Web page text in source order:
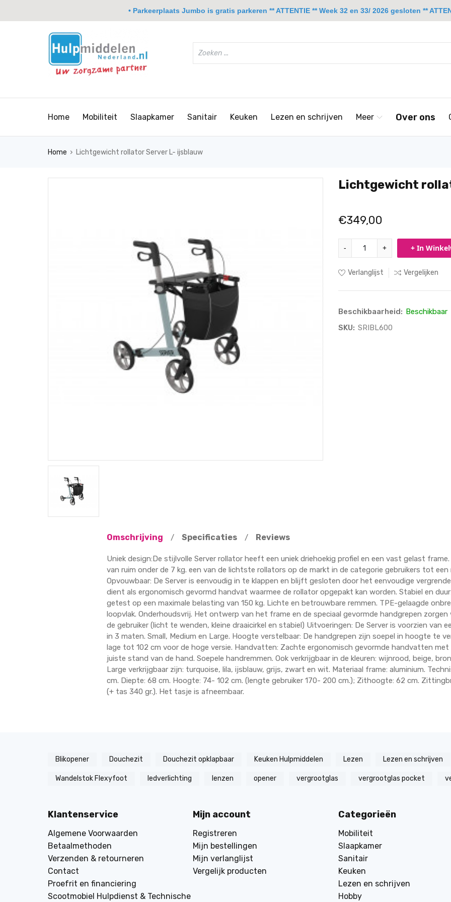
Home Mobiliteit Slaapkamer Sanitair Keuken Lezen en schrijven Meer Over ons
Home › Lichtgewicht rollator Server L- ijsblauw
Lichtgewicht
€349,00
- + + In
Verlanglijst Vergelijken
Beschikbaarheid: Beschikbaar
SKU: SRIBL600
Omschrijving / Specificaties / Reviews
Uniek design:De stijlvolle Server rollator heeft een uniek driehoekig profiel en een vast gelast
van ruim onder de 7 kg. een van de lichtste rollators op de markt in de categorie gebruikers tot een
Opvouwbaar: De Server is eenvoudig in te klappen en blijft gesloten door het eenvoudige
dient als ergonomisch gevormd handvat waarmee de rollator opgepakt kan worden. Stabiel en
getest op een maximale belasting van 150 kg. Lichte en betrouwbare remmen. TPE-gelaagde
loopvlak. Onderhoudsvrij. Het ontwerp van het frame en de speciaal gevormde handgrepen
de gebruiker (licht te wenden, kleine draaicirkel en stabiel) Uitvoeringen: De Server is voorzien van
in 3 maten. Small, Medium en Large. Hoogte verstelbaar: De handgrepen zijn soepel in hoogte te
lage tot 102 cm voor de hoge versie. Handvatten: Zachte ergonomisch gevormde handvatten
juiste stand van de hand. Soepele handremmen. Ook verkrijgbaar in de kleuren: wijnrood, beige,
Large verkrijgbaar zijn: turquoise, lila, ijsblauw, grijs, zwart en wit. Materiaal frame: aluminium.
cm. Diepte: 68 cm. Hoogte: 74- 102 cm. (lengte gebruiker 170- 200 cm.); Zithoogte: 62 cm.
(+ tas 340 gr.). Het tasje is afneembaar.
Blikopener Douchezit Douchezit opklapbaar Keuken Hulpmiddelen Lezen Lezen en schrijven
Wandelstok Flexyfoot ledverlichting lenzen opener vergrootglas vergrootglas pocket
Klantenservice
Algemene Voorwaarden
Betaalmethoden
Verzenden & retourneren
Contact
Proefrit en financiering
Scootmobiel Hulpdienst & Technische
Mijn account
Registreren
Mijn bestellingen
Mijn verlanglijst
Vergelijk producten
Categorieën
Mobiliteit
Slaapkamer
Sanitair
Keuken
Lezen en schrijven
Hobby
• Parkeerplaats Jumbo is gratis parkeren ** ATTENTIE ** Week 32 en 33/ 2026 gesloten **